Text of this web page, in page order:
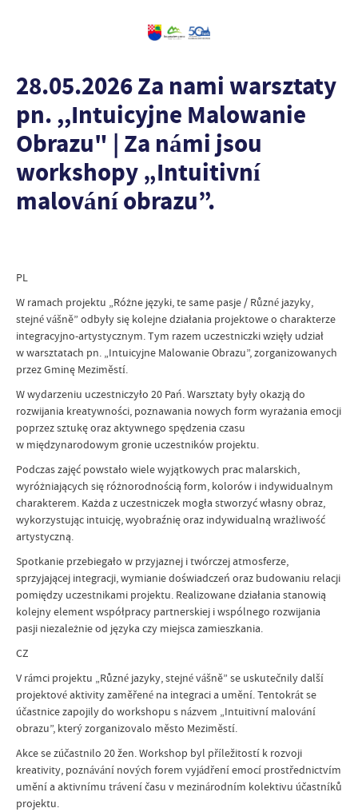
28.05.2026 Za nami warsztaty
pn. ,,Intuicyjne Malowanie
Obrazu" | Za námi jsou
workshopy „Intuitivní
malování obrazu”.
PL
W ramach projektu „Różne języki, te same pasje / Různé jazyky,
stejné vášně” odbyły się kolejne działania projektowe o charakterze
integracyjno-artystycznym. Tym razem uczestniczki wzięły udział
w warsztatach pn. „Intuicyjne Malowanie Obrazu”, zorganizowanych
przez Gminę Meziměstí.
W wydarzeniu uczestniczyło 20 Pań. Warsztaty były okazją do
rozwijania kreatywności, poznawania nowych form wyrażania emocji
poprzez sztukę oraz aktywnego spędzenia czasu
w międzynarodowym gronie uczestników projektu.
Podczas zajęć powstało wiele wyjątkowych prac malarskich,
wyróżniających się różnorodnością form, kolorów i indywidualnym
charakterem. Każda z uczestniczek mogła stworzyć własny obraz,
wykorzystując intuicję, wyobraźnię oraz indywidualną wrażliwość
artystyczną.
Spotkanie przebiegało w przyjaznej i twórczej atmosferze,
sprzyjającej integracji, wymianie doświadczeń oraz budowaniu relacji
pomiędzy uczestnikami projektu. Realizowane działania stanowią
kolejny element współpracy partnerskiej i wspólnego rozwijania
pasji niezależnie od języka czy miejsca zamieszkania.
CZ
V rámci projektu „Různé jazyky, stejné vášně” se uskutečnily další
projektové aktivity zaměřené na integraci a umění. Tentokrát se
účastnice zapojily do workshopu s názvem „Intuitivní malování
obrazu”, který zorganizovalo město Meziměstí.
Akce se zúčastnilo 20 žen. Workshop byl příležitostí k rozvoji
kreativity, poznávání nových forem vyjádření emocí prostřednictvím
umění a aktivnímu trávení času v mezinárodním kolektivu účastníků
projektu.